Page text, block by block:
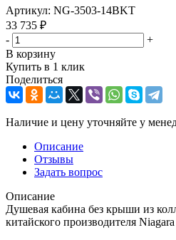
Артикул: NG-3503-14BKT
33 735 ₽
-
+
В корзину
Купить в 1 клик
Поделиться
Наличие и цену уточняйте у
Описание
Отзывы
Задать вопрос
Описание
Душевая кабина без крыши из
китайского производителя Niagara